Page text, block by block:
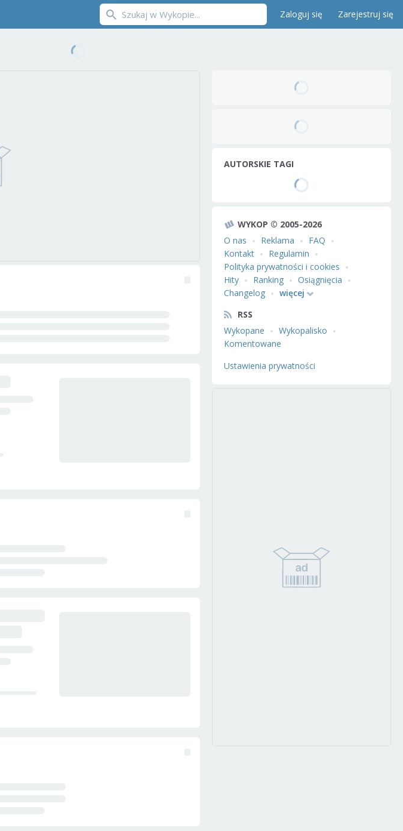
Zaloguj się Zarejestruj się
AUTORSKIE TAGI
WYKOP © 2005-2026
O nas
Reklama
FAQ
Kontakt
Regulamin
Polityka prywatności i cookies
Hity
Ranking
Osiągnięcia
Changelog
więcej
RSS
Wykopane
Wykopalisko
Komentowane
Ustawienia prywatności